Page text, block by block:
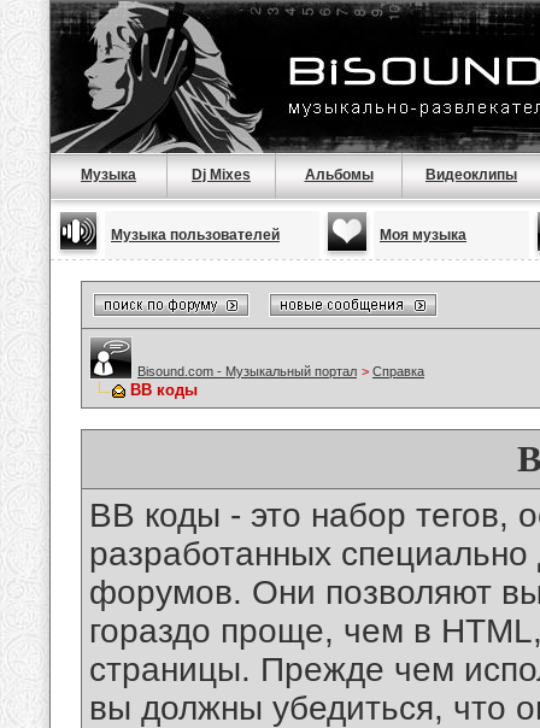
Музыка Dj Mixes Альбомы Видеоклипы
Музыка пользователей Моя музыка
Bisound.com - Музыкальный портал > Справка
BB коды
BB коды - это набор тегов,
разработанных
форумов. Они позволяют
гораздо проще, чем в
страницы. Прежде чем
вы должны убедиться, что